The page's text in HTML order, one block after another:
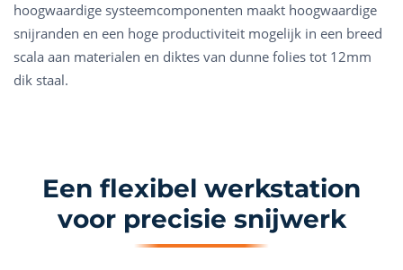
hoogwaardige systeemcomponenten maakt hoogwaardige
snijranden en een hoge productiviteit mogelijk in een breed
scala aan materialen en diktes van dunne folies tot 12mm
dik staal.
Een flexibel werkstation
voor precisie snijwerk